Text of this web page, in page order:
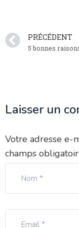
PRÉCÉDENT
Laisser un
Votre adresse e-
champs